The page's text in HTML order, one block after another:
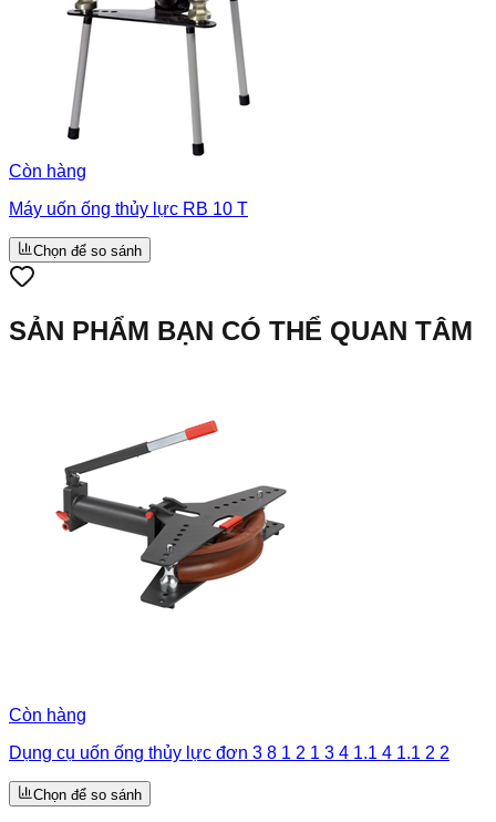
Còn hàng
Máy uốn ống thủy lực RB 10 T
Chọn để so sánh
SẢN PHẨM BẠN CÓ THỂ QUAN TÂM
Còn hàng
Dụng cụ uốn ống thủy lực đơn 3 8 1 2 1 3 4 1.1 4 1.1 2 2
Chọn để so sánh